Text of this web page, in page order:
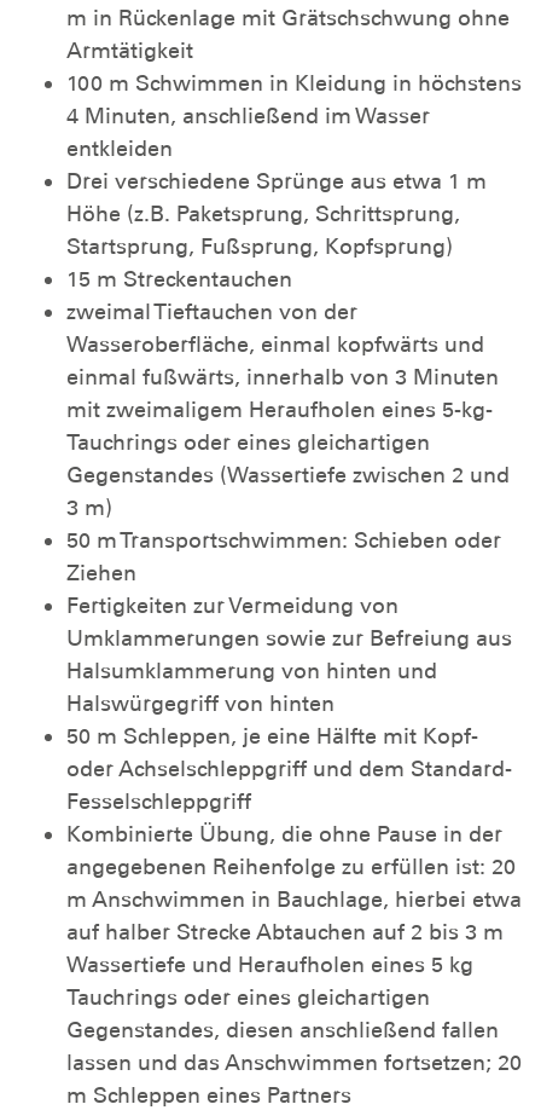
m in Rückenlage mit Grätschschwung ohne
Armtätigkeit
100 m Schwimmen in Kleidung in höchstens
4 Minuten, anschließend im Wasser
entkleiden
Drei verschiedene Sprünge aus etwa 1 m
Höhe (z.B. Paketsprung, Schrittsprung,
Startsprung, Fußsprung, Kopfsprung)
15 m Streckentauchen
zweimal Tieftauchen von der
Wasseroberfläche, einmal kopfwärts und
einmal fußwärts, innerhalb von 3 Minuten
mit zweimaligem Heraufholen eines 5-kg-
Tauchrings oder eines gleichartigen
Gegenstandes (Wassertiefe zwischen 2 und
3 m)
50 m Transportschwimmen: Schieben oder
Ziehen
Fertigkeiten zur Vermeidung von
Umklammerungen sowie zur Befreiung aus
Halsumklammerung von hinten und
Halswürgegriff von hinten
50 m Schleppen, je eine Hälfte mit Kopf-
oder Achselschleppgriff und dem Standard-
Fesselschleppgriff
Kombinierte Übung, die ohne Pause in der
angegebenen Reihenfolge zu erfüllen ist: 20
m Anschwimmen in Bauchlage, hierbei etwa
auf halber Strecke Abtauchen auf 2 bis 3 m
Wassertiefe und Heraufholen eines 5 kg
Tauchrings oder eines gleichartigen
Gegenstandes, diesen anschließend fallen
lassen und das Anschwimmen fortsetzen; 20
m Schleppen eines Partners